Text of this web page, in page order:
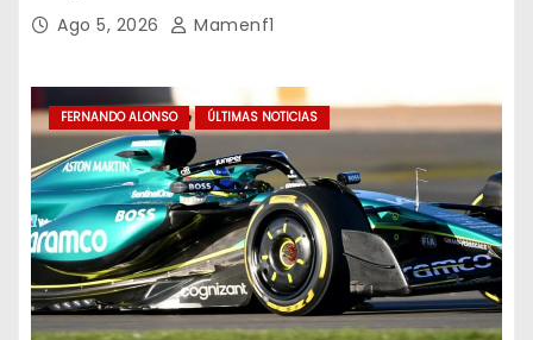
Ago 5, 2026 Mamenf1
FERNANDO ALONSO ÚLTIMAS NOTICIAS